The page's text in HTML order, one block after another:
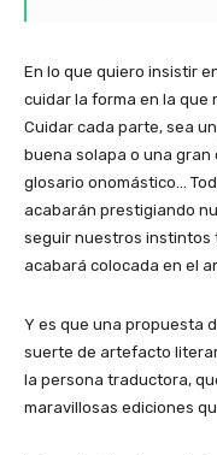
En lo que quiero insistir
cuidar la forma en la que
Cuidar cada parte, sea
buena solapa o una
glosario onomástico…
acabarán prestigiando
seguir nuestros instintos
acabará colocada en el
Y es que una propuesta
suerte de artefacto
la persona traductora,
maravillosas ediciones